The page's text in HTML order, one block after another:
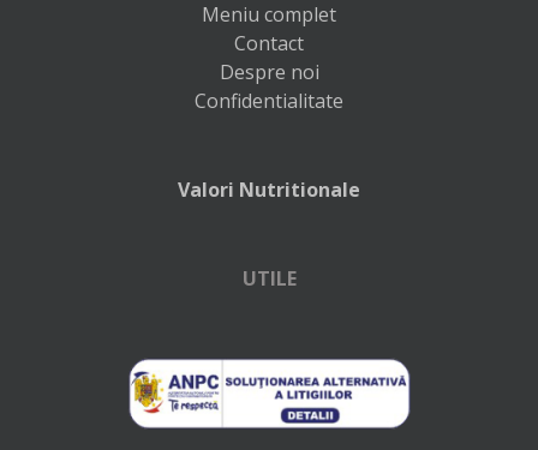
Meniu complet
Contact
Despre noi
Confidentialitate
Valori Nutritionale
UTILE